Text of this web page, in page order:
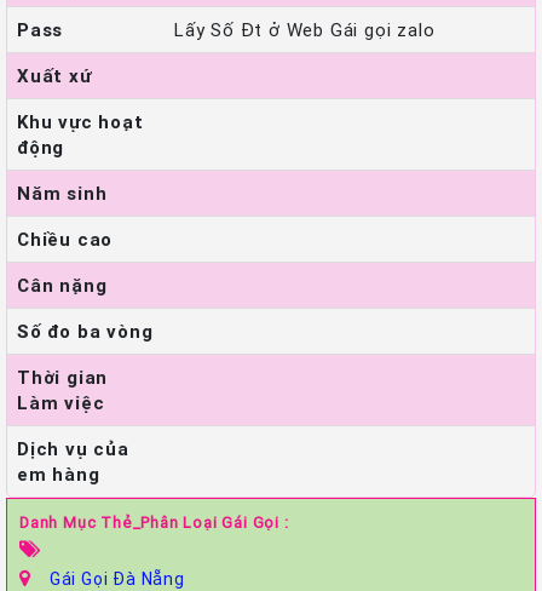
Pass
Lấy Số Đt ở Web Gái gọi zalo
Xuất xứ
Khu vực hoạt
động
Năm sinh
Chiều cao
Cân nặng
Số đo ba vòng
Thời gian
Làm việc
Dịch vụ của
em hàng
Danh Mục Thẻ_Phân Loại Gái Gọi :
Gái Gọi Đà Nẵng